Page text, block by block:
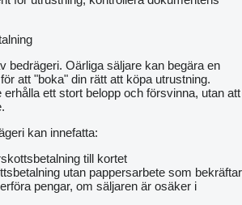
bedrägeri. Oärliga säljare kan begära en
att "boka" din rätt att köpa utrustning.
ett stort belopp och försvinna, utan att
kan innefatta:
till kortet
utan pappersarbete som bekräftar
pengar, om säljaren är osäker i